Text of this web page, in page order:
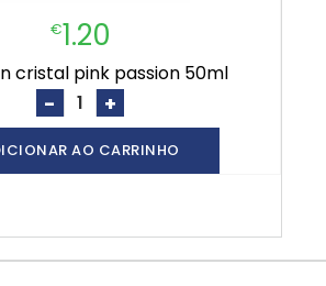
€1.20
cristal pink passion 50ml
- +
AO CARRINHO